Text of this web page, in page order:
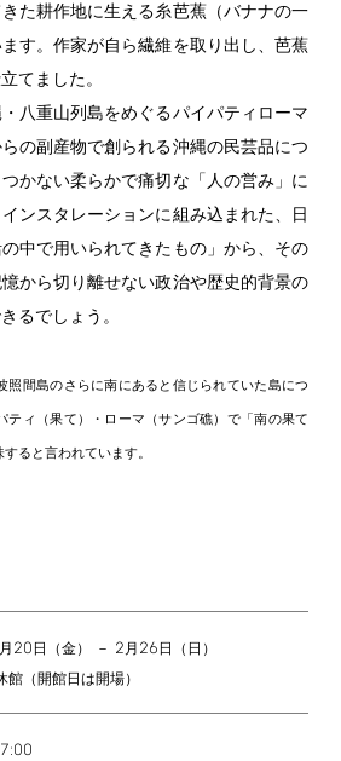
た耕作地に生える糸芭蕉（バナナの一
す。作家が自ら繊維を取り出し、芭蕉
てました。
八重山列島をめぐるパイパティローマ
の副産物で創られる沖縄の民芸品につ
かない柔らかで痛切な「人の営み」に
ンスタレーションに組み込まれた、日
中で用いられてきたもの」から、その
から切り離せない政治や歴史的背景の
るでしょう。
照間島のさらに南にあると信じられていた島につ
ティ（果て）・ローマ（サンゴ礁）で「南の果て
ると言われています。
月 20 日（金） － 2 月 26 日（日）
館（開館日は開場）